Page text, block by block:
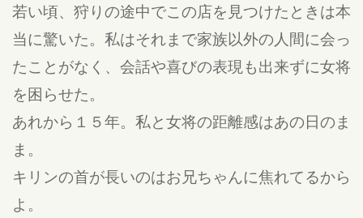
若い頃、狩りの途中でこの店を見つけたときは本
当に驚いた。私はそれまで家族以外の人間に会っ
たことがなく、会話や喜びの表現も出来ずに女将
を困らせた。
あれから１５年。私と女将の距離感はあの日のま
ま。
キリンの首が長いのはお兄ちゃんに焦れてるから
よ。